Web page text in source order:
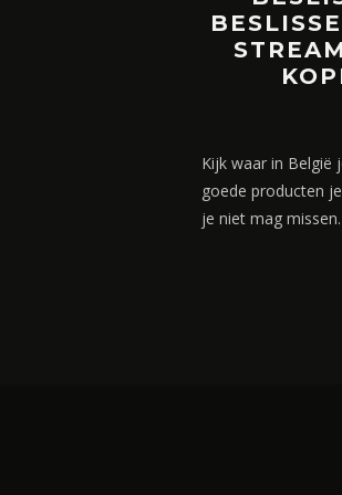
Kijk waar in België
goede producten
je niet mag missen.